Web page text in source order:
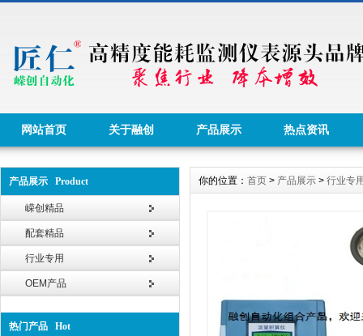
网站首页 关于融创 产品展示 热点资讯
产品展示 Product
嵘创精品
配套精品
行业专用
OEM产品
热门产品 Hot
你的位置： 首页 > 产品展示 > 行业专